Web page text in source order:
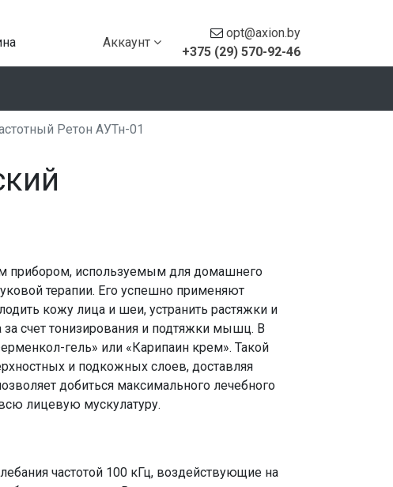
Аккаунт
opt@axion.by
+375 (29) 570-92-46
Ретон АУТн-01
прибором, используемым для домашнего
терапии. Его успешно применяют
кожу лица и шеи, устранить растяжки и
счет тонизирования и подтяжки мышц. В
гель» или «Карипаин крем». Такой
и подкожных слоев, доставляя
добиться максимального лечебного
лицевую мускулатуру.
частотой 100 кГц, воздействующие на